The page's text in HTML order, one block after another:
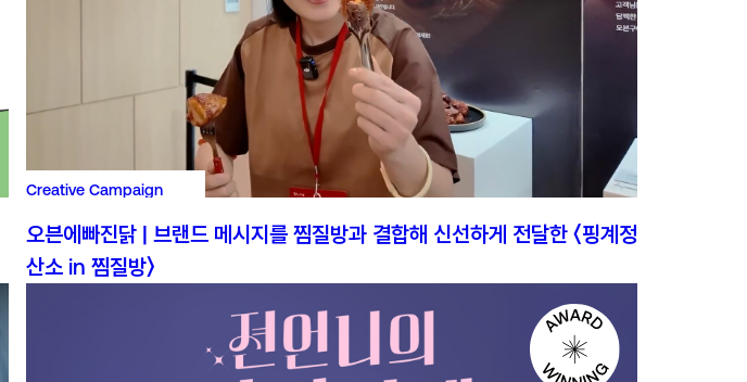
Creative Campaign
오븐에빠진닭 | 브랜드 메시지를 찜질방과 결합해 신선하게 전달한 〈핑계정
산소 in 찜질방〉